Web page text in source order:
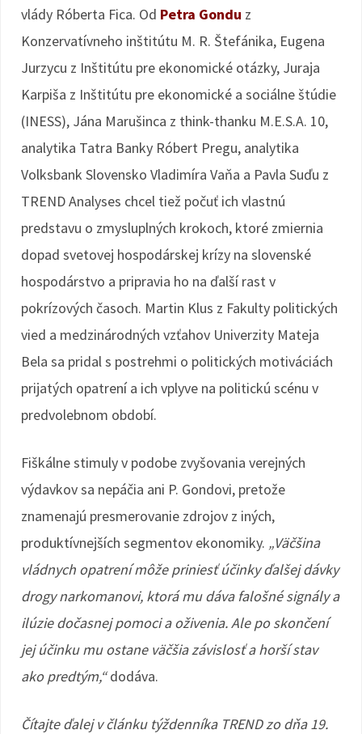
vlády Róberta Fica. Od Petra Gondu z
Konzervatívneho inštitútu M. R. Štefánika, Eugena
Jurzycu z Inštitútu pre ekonomické otázky, Juraja
Karpiša z Inštitútu pre ekonomické a sociálne štúdie
(INESS), Jána Marušinca z think-thanku M.E.S.A. 10,
analytika Tatra Banky Róbert Pregu, analytika
Volksbank Slovensko Vladimíra Vaňa a Pavla Suďu z
TREND Analyses chcel tiež počuť ich vlastnú
predstavu o zmysluplných krokoch, ktoré zmiernia
dopad svetovej hospodárskej krízy na slovenské
hospodárstvo a pripravia ho na ďalší rast v
pokrízových časoch. Martin Klus z Fakulty politických
vied a medzinárodných vzťahov Univerzity Mateja
Bela sa pridal s postrehmi o politických motiváciách
prijatých opatrení a ich vplyve na politickú scénu v
predvolebnom období.
Fiškálne stimuly v podobe zvyšovania verejných
výdavkov sa nepáčia ani P. Gondovi, pretože
znamenajú presmerovanie zdrojov z iných,
produktívnejších segmentov ekonomiky. „Väčšina
vládnych opatrení môže priniesť účinky ďalšej dávky
drogy narkomanovi, ktorá mu dáva falošné signály a
ilúzie dočasnej pomoci a oživenia. Ale po skončení
jej účinku mu ostane väčšia závislosť a horší stav
ako predtým,“dodáva.
Čítajte ďalej v článku týždenníka TREND zo dňa 19.